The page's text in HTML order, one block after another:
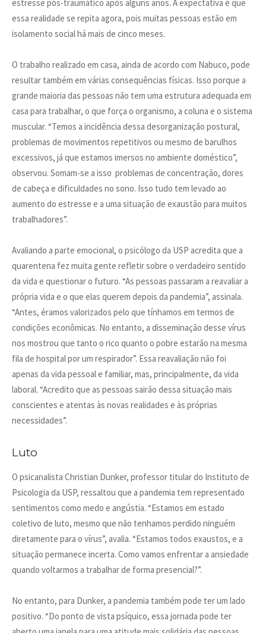
estresse pós-traumático após alguns anos. A expectativa é que
essa realidade se repita agora, pois muitas pessoas estão em
isolamento social há mais de cinco meses.
O trabalho realizado em casa, ainda de acordo com Nabuco, pode
resultar também em várias consequências físicas. Isso porque a
grande maioria das pessoas não tem uma estrutura adequada em
casa para trabalhar, o que força o organismo, a coluna e o sistema
muscular. “Temos a incidência dessa desorganização postural,
problemas de movimentos repetitivos ou mesmo de barulhos
excessivos, já que estamos imersos no ambiente doméstico”,
observou. Somam-se a isso problemas de concentração, dores
de cabeça e dificuldades no sono. Isso tudo tem levado ao
aumento do estresse e a uma situação de exaustão para muitos
trabalhadores”.
Avaliando a parte emocional, o psicólogo da USP acredita que a
quarentena fez muita gente refletir sobre o verdadeiro sentido
da vida e questionar o futuro. “As pessoas passaram a reavaliar a
própria vida e o que elas querem depois da pandemia”, assinala.
“Antes, éramos valorizados pelo que tínhamos em termos de
condições econômicas. No entanto, a disseminação desse vírus
nos mostrou que tanto o rico quanto o pobre estarão na mesma
fila de hospital por um respirador”. Essa reavaliação não foi
apenas da vida pessoal e familiar, mas, principalmente, da vida
laboral. “Acredito que as pessoas sairão dessa situação mais
conscientes e atentas às novas realidades e às próprias
necessidades”.
Luto
O psicanalista Christian Dunker, professor titular do Instituto de
Psicologia da USP, ressaltou que a pandemia tem representado
sentimentos como medo e angústia. “Estamos em estado
coletivo de luto, mesmo que não tenhamos perdido ninguém
diretamente para o vírus”, avalia. “Estamos todos exaustos, e a
situação permanece incerta. Como vamos enfrentar a ansiedade
quando voltarmos a trabalhar de forma presencial?”.
No entanto, para Dunker, a pandemia também pode ter um lado
positivo. “Do ponto de vista psíquico, essa jornada pode ter